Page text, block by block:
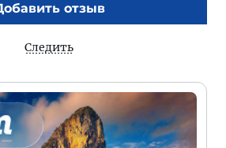
отзыв
Следить